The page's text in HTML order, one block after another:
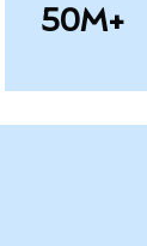
50M+